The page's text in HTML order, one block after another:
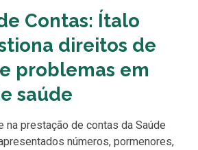
Contas: Ítalo
direitos de
problemas em
saúde
na prestação de contas da Saúde
números, pormenores,